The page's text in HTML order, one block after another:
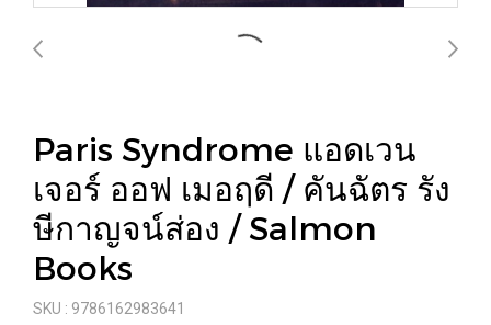
Paris Syndrome แอดเวน
เจอร์ ออฟ เมอฤดี / คันฉัตร รัง
ษีกาญจน์ส่อง / Salmon
Books
SKU : 9786162983641